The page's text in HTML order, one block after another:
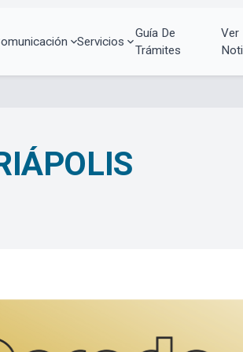
Servicios
Guía De
Trámites
Ver